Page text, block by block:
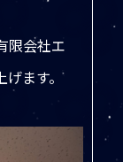
限会社エ
げます。